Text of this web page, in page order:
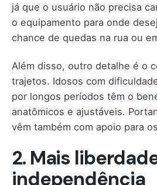
já que o usuário não precisa
o equipamento para onde
chance de quedas na rua ou
Além disso, outro detalhe é o
trajetos. Idosos com
por longos períodos têm o
anatômicos e ajustáveis.
vêm também com apoio para
2. Mais
independência